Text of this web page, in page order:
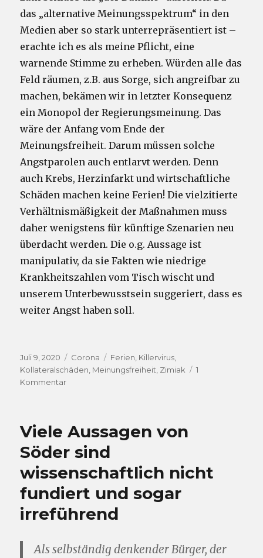
das „alternative Meinungsspektrum“ in den
Medien aber so stark unterrepräsentiert ist –
erachte ich es als meine Pflicht, eine
warnende Stimme zu erheben. Würden alle das
Feld räumen, z.B. aus Sorge, sich angreifbar zu
machen, bekämen wir in letzter Konsequenz
ein Monopol der Regierungsmeinung. Das
wäre der Anfang vom Ende der
Meinungsfreiheit. Darum müssen solche
Angstparolen auch entlarvt werden. Denn
auch Krebs, Herzinfarkt und wirtschaftliche
Schäden machen keine Ferien! Die vielzitierte
Verhältnismäßigkeit der Maßnahmen muss
daher wenigstens für künftige Szenarien neu
überdacht werden. Die o.g. Aussage ist
manipulativ, da sie Fakten wie niedrige
Krankheitszahlen vom Tisch wischt und
unserem Unterbewusstsein suggeriert, dass es
weiter Angst haben soll.
Veröffentlicht
am
Juli 9, 2020 Kategorien
Corona Schlagwörter
Ferien Killervirus
Kollateralschäden Meinungsfreiheit Zimiak
1
Kommentarzu
Ferien“
die
nächste
Ablenkungs-
und
Viele Aussagen von
Söder sind
wissenschaftlich nicht
fundiert und sogar
irreführend
Als selbständig denkender Bürger, der